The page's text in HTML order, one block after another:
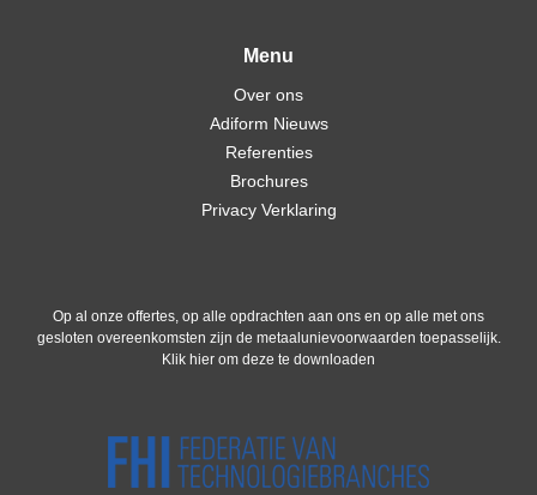
Menu
Over ons
Adiform Nieuws
Referenties
Brochures
Privacy Verklaring
Op al onze offertes, op alle opdrachten aan ons en op alle met ons
gesloten overeenkomsten zijn de metaalunievoorwaarden toepasselijk.
Klik hier om deze te downloaden